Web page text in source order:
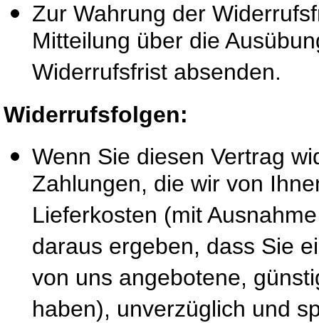
Zur Wahrung der
Mitteilung über die
Widerrufsfrist absenden.
Widerrufsfolgen:
Wenn Sie diesen Vertrag
Zahlungen, die wir von
Lieferkosten (mit
daraus ergeben, dass Sie
von uns angebotene,
haben), unverzüglich und